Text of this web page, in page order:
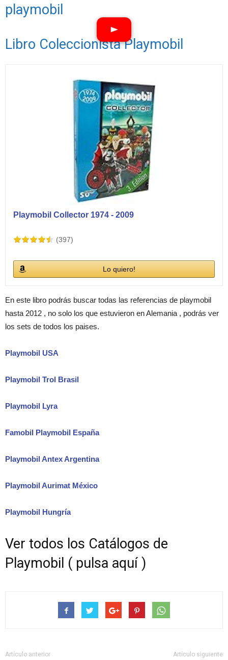
playmobil
Libro Coleccionista Playmobil
Playmobil Collector 1974 - 2009
(397)
Lo quiero!
En este libro podrás buscar todas las referencias de playmobil
hasta 2012 , no solo los que estuvieron en Alemania , podrás ver
los sets de todos los paises.
Playmobil USA
Playmobil Trol Brasil
Playmobil Lyra
Famobil Playmobil España
Playmobil Antex Argentina
Playmobil Aurimat México
Playmobil Hungría
Ver todos los Catálogos de
Playmobil ( pulsa aquí )
Artículo anterior Artículo siguiente